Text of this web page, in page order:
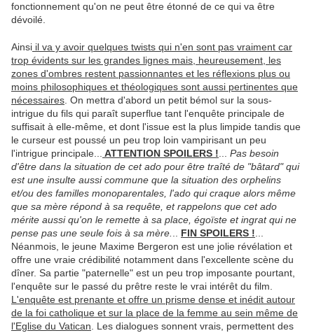
fonctionnement qu'on ne peut être étonné de ce qui va être
dévoilé.
Ainsi il va y avoir quelques twists qui n'en sont pas vraiment car
trop évidents sur les grandes lignes mais, heureusement, les
zones d'ombres restent passionnantes et les réflexions plus ou
moins philosophiques et théologiques sont aussi pertinentes que
nécessaires . On mettra d'abord un petit bémol sur la sous-
intrigue du fils qui paraît superflue tant l'enquête principale de
suffisait à elle-même, et dont l'issue est la plus limpide tandis que
le curseur est poussé un peu trop loin vampirisant un peu
l'intrigue principale...
ATTENTION SPOILERS !
Pas besoin
d'être dans la situation de cet ado pour être traîté de "bâtard" qui
est une insulte aussi commune que la situation des orphelins
et/ou des familles monoparentales, l'ado qui craque alors même
que sa mère répond à sa requête, et rappelons que cet ado
mérite aussi qu'on le remette à sa place, égoïste et ingrat qui ne
pense pas une seule fois à sa mère.
FIN SPOILERS !
Néanmois, le jeune Maxime Bergeron est une jolie révélation et
offre une vraie crédibilité notamment dans l'excellente scène du
dîner. Sa partie "paternelle" est un peu trop imposante pourtant,
l'enquête sur le passé du prêtre reste le vrai intérêt du film.
L'enquête est prenante et offre un prisme dense et inédit autour
de la foi catholique et sur la place de la femme au sein même de
l'Eglise du Vatican . Les dialogues sonnent vrais, permettent des